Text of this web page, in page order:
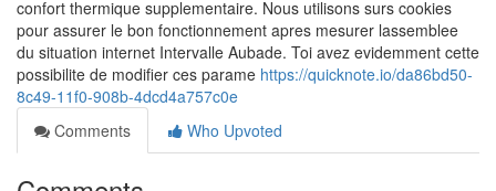
confort thermique supplementaire. Nous utilisons surs cookies
pour assurer le bon fonctionnement apres mesurer lassemblee
du situation internet Intervalle Aubade. Toi avez evidemment cette
possibilite de modifier ces parame https://quicknote.io/da86bd50-
8c49-11f0-908b-4dcd4a757c0e
Comments
Who Upvoted